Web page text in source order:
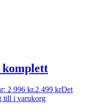
2 996 kr.2 499 krDet
till i varukorg